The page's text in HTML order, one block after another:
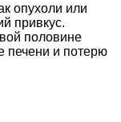
опухоли или
привкус.
половине
печени и потерю